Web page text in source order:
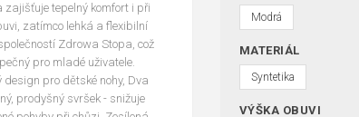
zajišťuje tepelný komfort i při
zatímco lehká a flexibilní
Zdrowa Stopa, což
pro mladé uživatele.
design pro dětské nohy, Dva
prodyšný svršek - snižuje
Modrá
MATERIÁL
Syntetika
VÝŠKA OBUVI